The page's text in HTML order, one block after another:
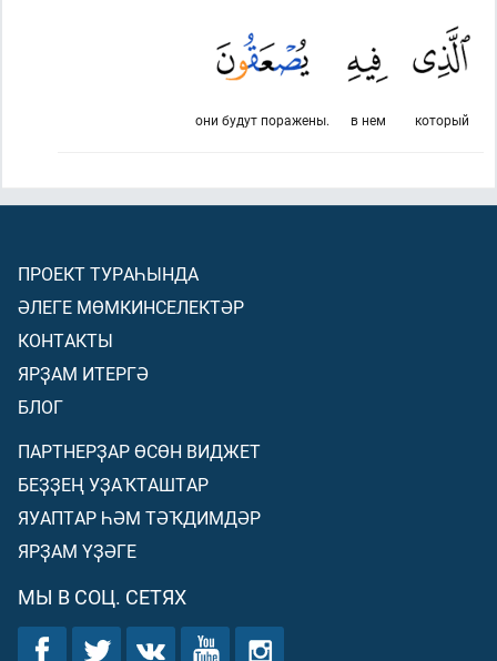
который
в нем
они будут поражены.
ПРОЕКТ ТУРАҺЫНДА
ӘЛЕГЕ МӨМКИНСЕЛЕКТӘР
КОНТАКТЫ
ЯРҘАМ ИТЕРГӘ
БЛОГ
ПАРТНЕРҘАР ӨСӨН ВИДЖЕТ
БЕҘҘЕҢ УҘАҠТАШТАР
ЯУАПТАР ҺӘМ ТӘҠДИМДӘР
ЯРҘАМ ҮҘӘГЕ
МЫ В СОЦ. СЕТЯХ